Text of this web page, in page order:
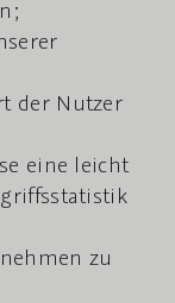
der Nutzer
eine leicht
zu